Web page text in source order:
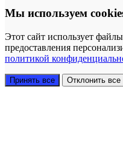
Мы используем
Этот сайт использует
предоставления
политикой
Принять все Отклонить все